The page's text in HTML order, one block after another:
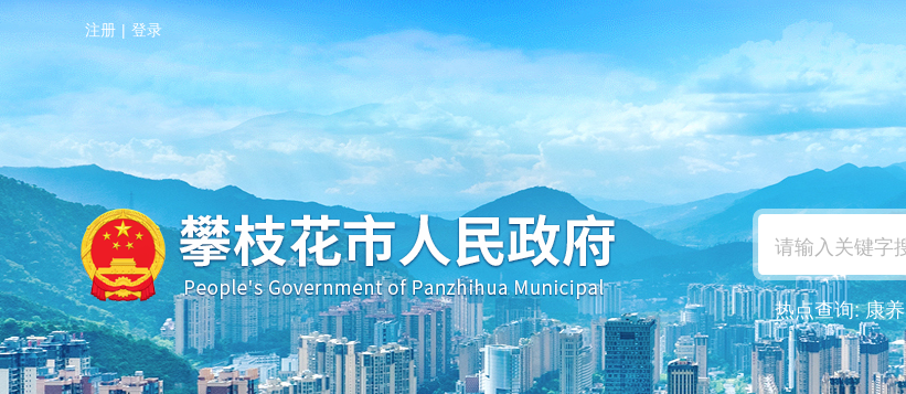
注册 | 登录
热点查询:康养